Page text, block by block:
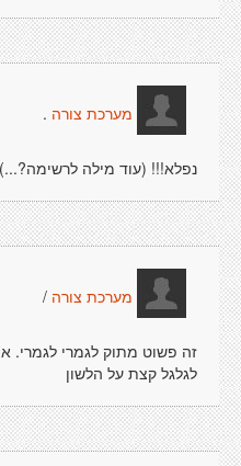
מערכת צורה .
נפלא!!! (עוד מילה לרשימה?...)
מערכת צורה /
זה פשוט מתוק לגמרי לגמרי.
לגלגל קצת על הלשון